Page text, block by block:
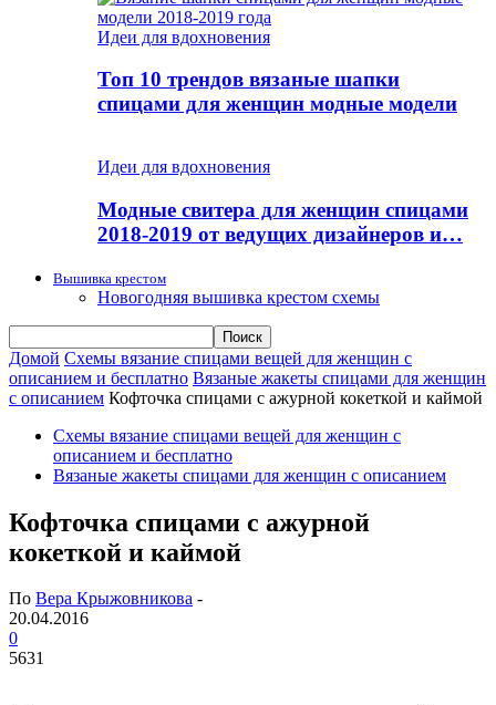
Идеи для вдохновения
Топ 10 трендов вязаные шапки
спицами для женщин модные модели
Идеи для вдохновения
Модные свитера для женщин спицами
2018-2019 от ведущих дизайнеров и…
Вышивка крестом
Новогодняя вышивка крестом схемы
Домой Схемы вязание спицами вещей для женщин с
описанием и бесплатно Вязаные жакеты спицами для женщин
с описанием Кофточка спицами с ажурной кокеткой и каймой
Схемы вязание спицами вещей для женщин с
описанием и бесплатно
Вязаные жакеты спицами для женщин с описанием
Кофточка спицами с ажурной
кокеткой и каймой
По Вера Крыжовникова -
20.04.2016
0
5631